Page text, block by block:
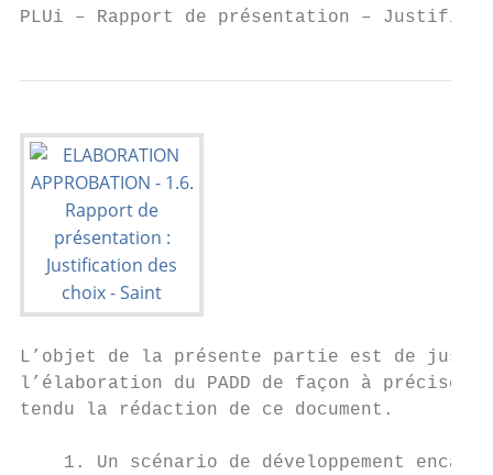
PLUi – Rapport de présentation –
L’objet de la présente partie est de
l’élaboration du PADD de façon à
tendu la rédaction de ce document.
1. Un scénario de développement